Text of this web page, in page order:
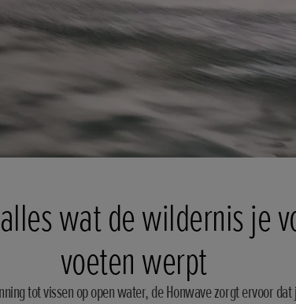
wat de wildernis je
voeten werpt
tot vissen op open water, de Honwave zorgt ervoor dat